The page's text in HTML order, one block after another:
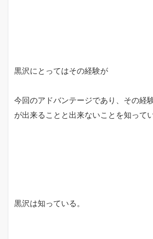
黒沢にとってはその経験が
今回のアドバンテージであり、その経
が出来ることと出来ないことを知って
黒沢は知っている。